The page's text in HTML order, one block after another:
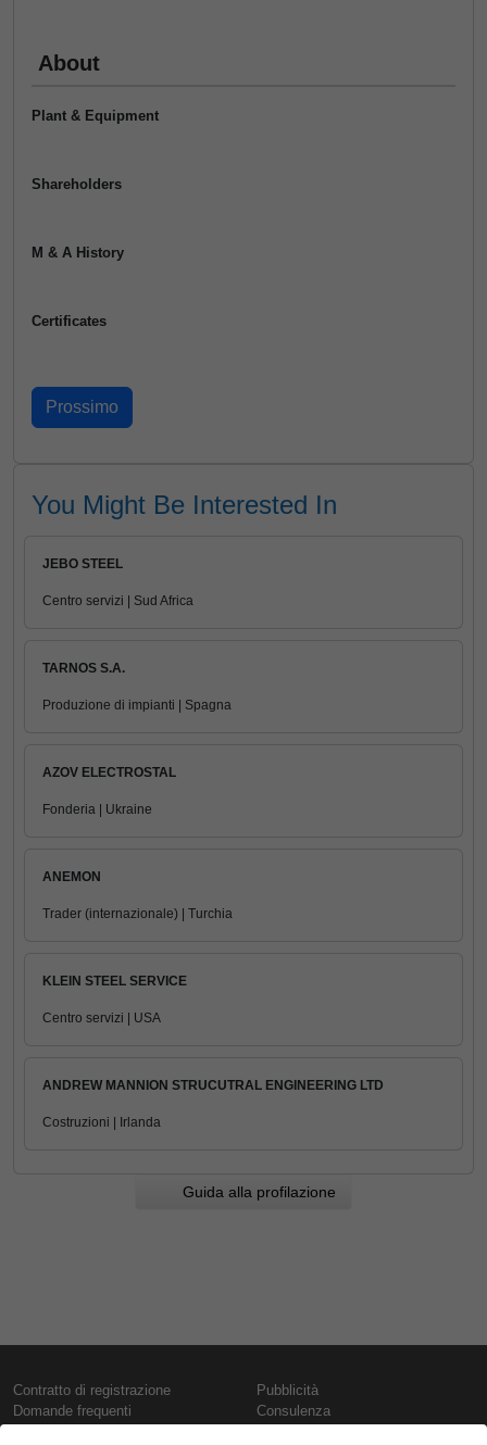
About
Plant & Equipment
Shareholders
M & A History
Certificates
You Might Be Interested In
JEBO STEEL
Centro servizi | Sud Africa
TARNOS S.A.
Produzione di impianti | Spagna
AZOV ELECTROSTAL
Fonderia | Ukraine
ANEMON
Trader (internazionale) | Turchia
KLEIN STEEL SERVICE
Centro servizi | USA
ANDREW MANNION STRUCUTRAL ENGINEERING LTD
Costruzioni | Irlanda
Guida alla profilazione
Contratto di registrazione
Domande frequenti
Pubblicità
Consulenza